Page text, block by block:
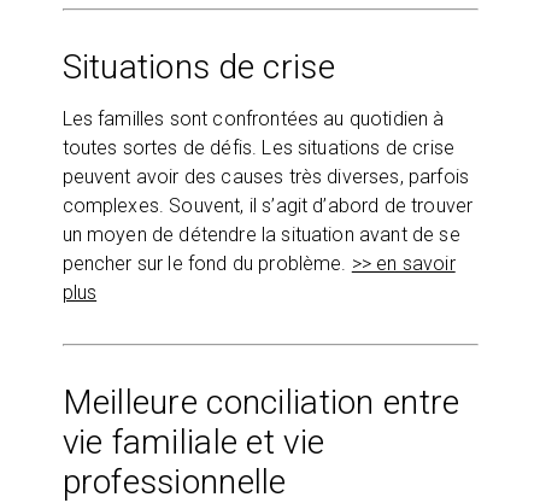
Situations de crise
Les familles sont confrontées au quotidien à
toutes sortes de défis. Les situations de crise
peuvent avoir des causes très diverses, parfois
complexes. Souvent, il s’agit d’abord de trouver
un moyen de détendre la situation avant de se
pencher sur le fond du problème. >> en savoir
plus
Meilleure conciliation entre
vie familiale et vie
professionnelle